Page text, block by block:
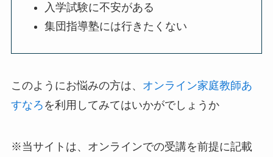
入学試験に不安がある
集団指導塾には行きたくない
このようにお悩みの方は、 オンライン家庭教師あ
すなろ を利用してみてはいかがでしょうか
※当サイトは、オンラインでの受講を前提に記載